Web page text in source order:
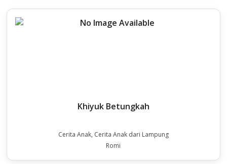
Khiyuk Betungkah
Cerita Anak, Cerita Anak dari Lampung
Romi